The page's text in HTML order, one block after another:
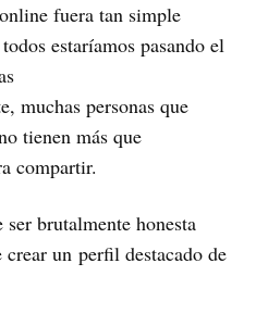
fuera tan simple
estaríamos pasando el
muchas personas que
tienen más que
compartir.
brutalmente honesta
un perfil destacado de